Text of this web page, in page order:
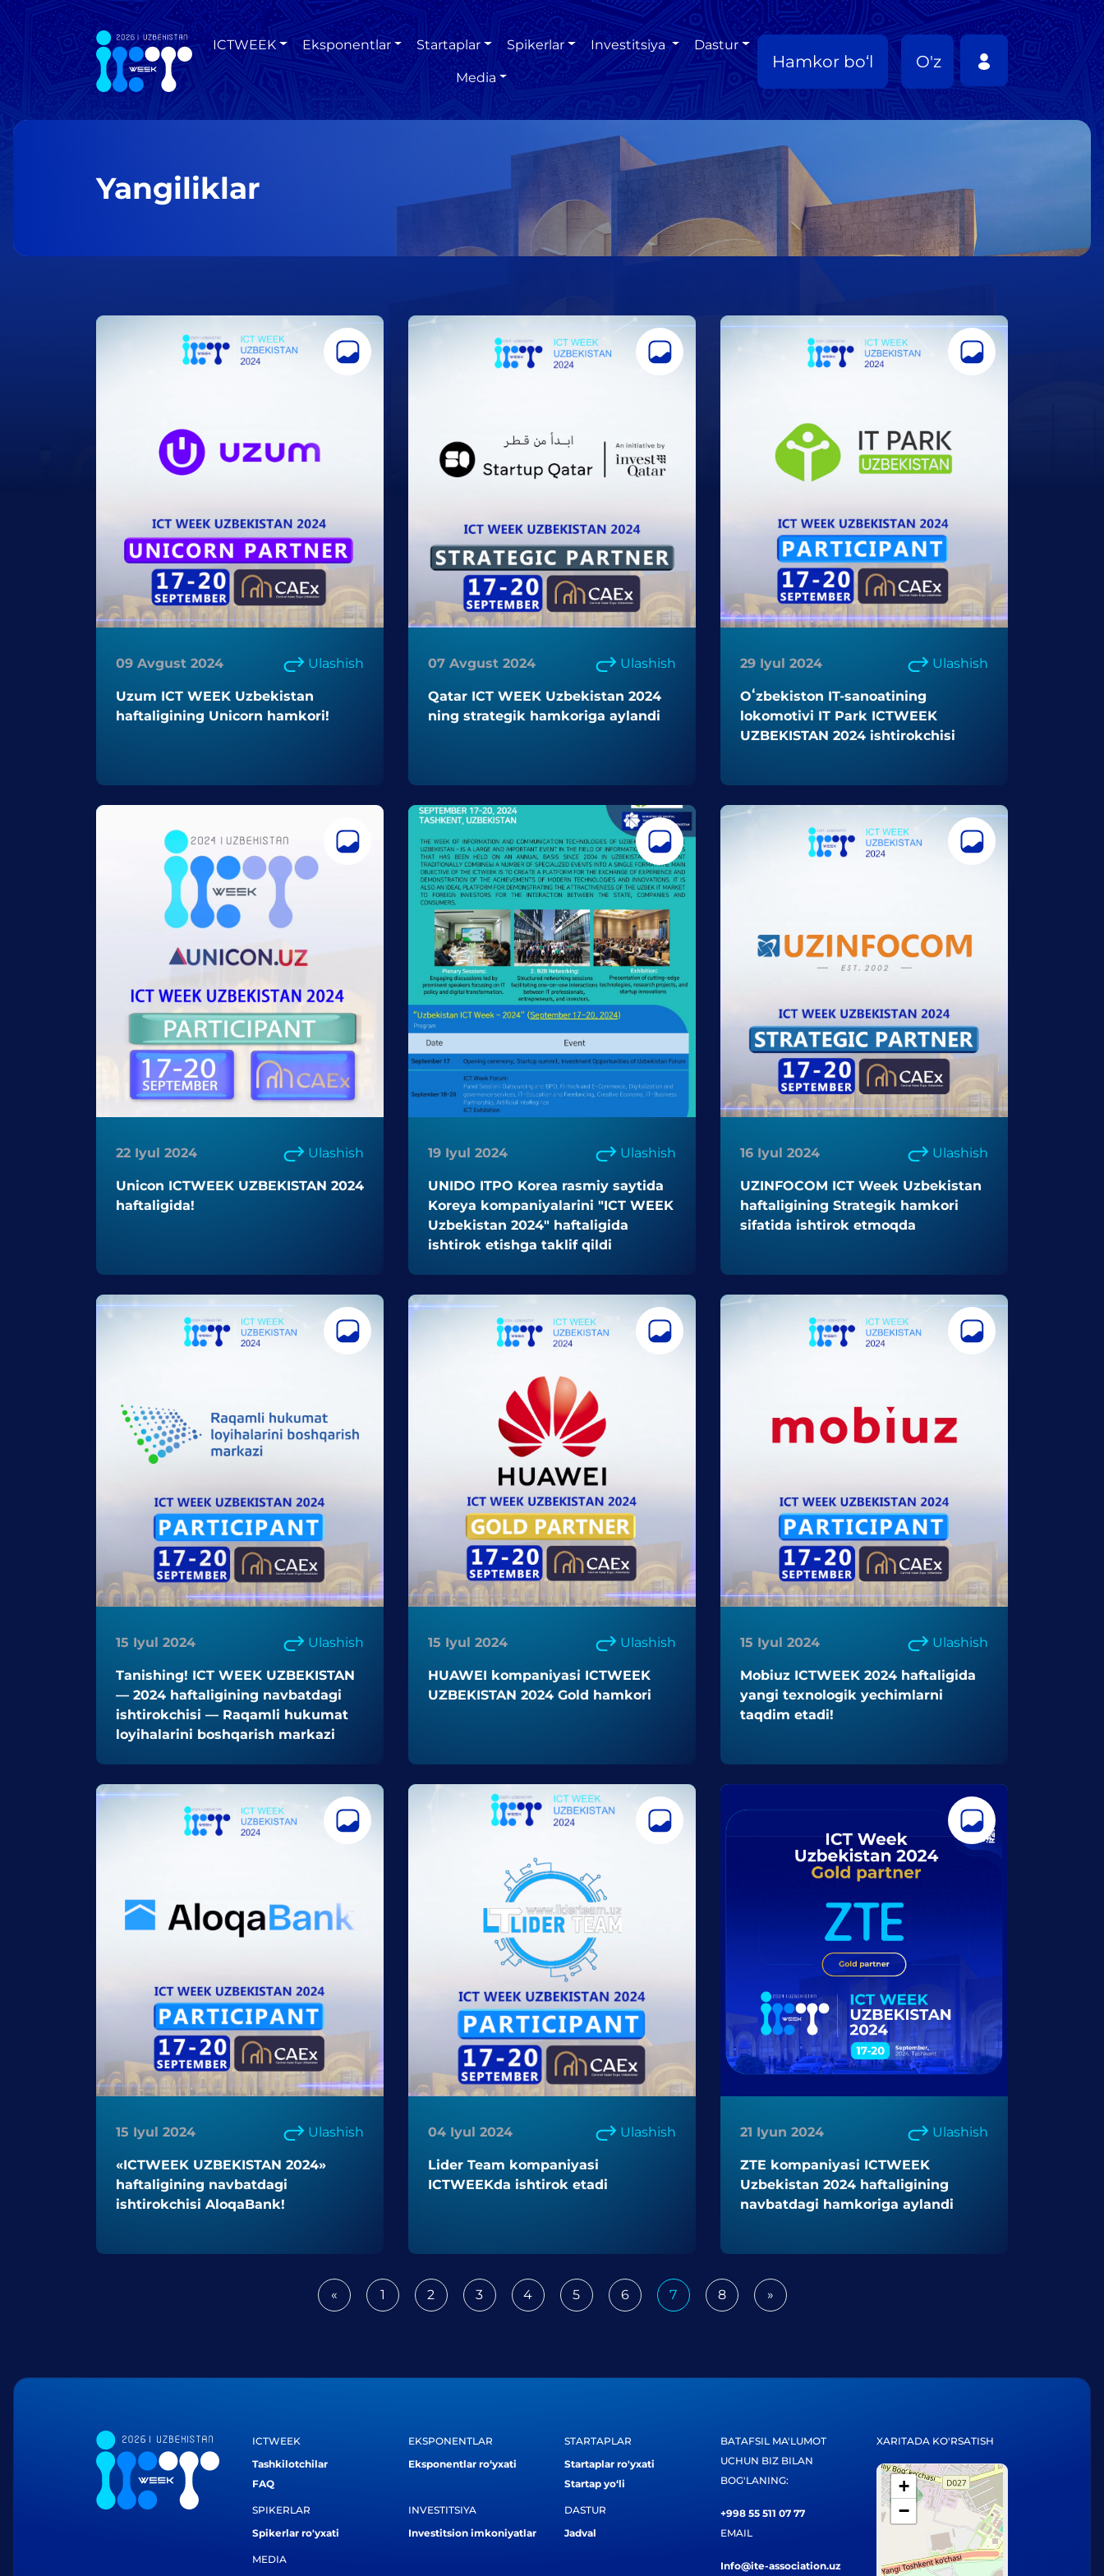
ICTWEEK Eksponentlar Startaplar Spikerlar Investitsiya Dastur
Media
Hamkor bo‘l O'z
Yangiliklar
09 Avgust 2024 Ulashish
Uzum ICT WEEK Uzbekistan
haftaligining Unicorn hamkori!
07 Avgust 2024 Ulashish
Qatar ICT WEEK Uzbekistan 2024
ning strategik hamkoriga aylandi
29 Iyul 2024 Ulashish
Oʻzbekiston IT-sanoatining
lokomotivi IT Park ICTWEEK
UZBEKISTAN 2024 ishtirokchisi
22 Iyul 2024 Ulashish
Unicon ICTWEEK UZBEKISTAN 2024
haftaligida!
19 Iyul 2024 Ulashish
UNIDO ITPO Korea rasmiy saytida
Koreya kompaniyalarini "ICT WEEK
Uzbekistan 2024" haftaligida
ishtirok etishga taklif qildi
16 Iyul 2024 Ulashish
UZINFOCOM ICT Week Uzbekistan
haftaligining Strategik hamkori
sifatida ishtirok etmoqda
15 Iyul 2024 Ulashish
Tanishing! ICT WEEK UZBEKISTAN
— 2024 haftaligining navbatdagi
ishtirokchisi — Raqamli hukumat
loyihalarini boshqarish markazi
15 Iyul 2024 Ulashish
HUAWEI kompaniyasi ICTWEEK
UZBEKISTAN 2024 Gold hamkori
15 Iyul 2024 Ulashish
Mobiuz ICTWEEK 2024 haftaligida
yangi texnologik yechimlarni
taqdim etadi!
15 Iyul 2024 Ulashish
«ICTWEEK UZBEKISTAN 2024»
haftaligining navbatdagi
ishtirokchisi AloqaBank!
04 Iyul 2024 Ulashish
Lider Team kompaniyasi
ICTWEEKda ishtirok etadi
21 Iyun 2024 Ulashish
ZTE kompaniyasi ICTWEEK
Uzbekistan 2024 haftaligining
navbatdagi hamkoriga aylandi
«Previous1 2 3 4 5 6 7 8 »Next
ICTWEEK
Tashkilotchilar
FAQ
EKSPONENTLAR
Eksponentlar ro‘yxati
STARTAPLAR
Startaplar ro'yxati
Startap yo‘li
SPIKERLAR
Spikerlar ro'yxati
INVESTITSIYA
Investitsion imkoniyatlar
DASTUR
Jadval
MEDIA
BATAFSIL MA'LUMOT
UCHUN BIZ BILAN
BOG'LANING:
+998 55 511 07 77
EMAIL
Info@ite-association.uz
XARITADA KO'RSATISH
+
−